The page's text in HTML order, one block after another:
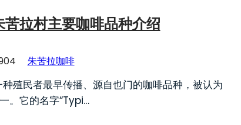
苦拉村主要咖啡品种介绍
朱苦拉咖啡
殖民者最早传播、源自也门的咖啡品种，被认为
。它的名字“Typi…